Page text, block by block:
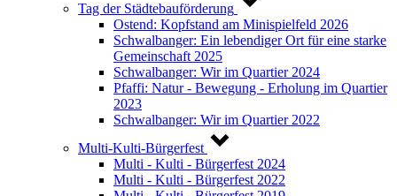
Tag der Städtebauförderung
Ostend: Kopfstand am Minispielfeld 2026
Schwalbanger: Ein lebendiger Ort für eine starke
Gemeinschaft 2025
Schwalbanger: Wir im Quartier 2024
Pfaffi: Natur - Bewegung - Erholung im Quartier
2023
Schwalbanger: Wir im Quartier 2022
Multi-Kulti-Bürgerfest
Multi - Kulti - Bürgerfest 2024
Multi - Kulti - Bürgerfest 2022